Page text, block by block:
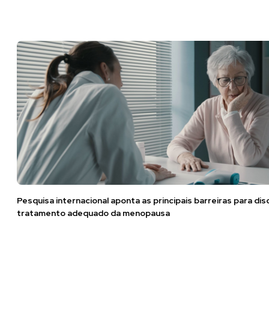
Pesquisa internacional aponta as principais barreiras para
tratamento adequado da menopausa